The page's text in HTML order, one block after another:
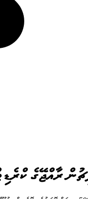
ރާއްޖޭގެ